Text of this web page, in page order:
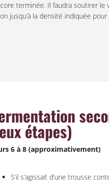
terminée. Il faudra soutirer le
jusqu’à la densité indiquée pour
étapes)
6 à 8 (approximativement)
S’il s’agissait d’une trousse